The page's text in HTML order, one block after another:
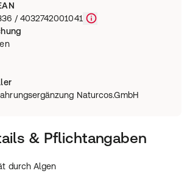
/ 4032742001041
Naturcos.GmbH
& Pflichtangaben
durch Algen